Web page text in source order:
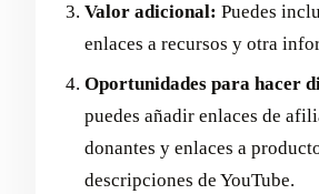
Valor adicional: Puedes
enlaces a recursos y otra
Oportunidades para hacer
puedes añadir enlaces de
donantes y enlaces a
descripciones de YouTube.